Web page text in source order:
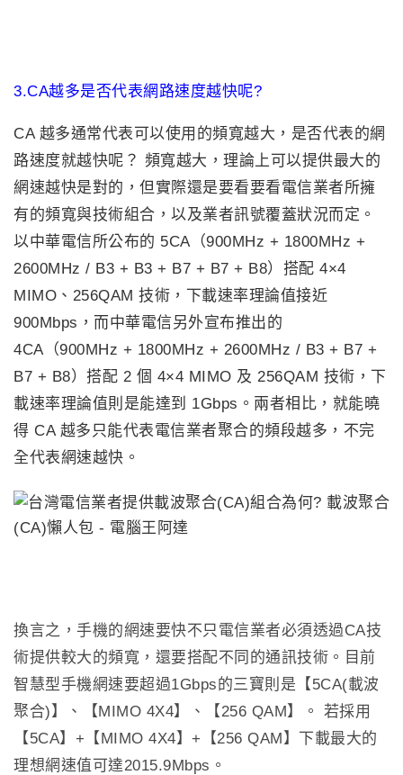
3.CA越多是否代表網路速度越快呢?
CA 越多通常代表可以使用的頻寬越大，是否代表的網
路速度就越快呢？ 頻寬越大，理論上可以提供最大的
網速越快是對的，但實際還是要看要看電信業者所擁
有的頻寬與技術組合，以及業者訊號覆蓋狀況而定。
以中華電信所公布的 5CA（900MHz + 1800MHz +
2600MHz / B3 + B3 + B7 + B7 + B8）搭配 4×4
MIMO、256QAM 技術，下載速率理論值接近
900Mbps，而中華電信另外宣布推出的
4CA（900MHz + 1800MHz + 2600MHz / B3 + B7 +
B7 + B8）搭配 2 個 4×4 MIMO 及 256QAM 技術，下
載速率理論值則是能達到 1Gbps。兩者相比，就能曉
得 CA 越多只能代表電信業者聚合的頻段越多，不完
全代表網速越快。
換言之，手機的網速要快不只電信業者必須透過CA技
術提供較大的頻寬 ， 還要搭配不同的通訊技術 。 目前
智慧型手機網速要超過1Gbps的三寶則是【 5CA(載波
聚合) 】、【MIMO 4X4】、【 256 QAM】。 若採用
【 5CA】 + 【 MIMO 4X4】 + 【256 QAM 】下載最大的
理想網速值可達2015.9Mbps 。